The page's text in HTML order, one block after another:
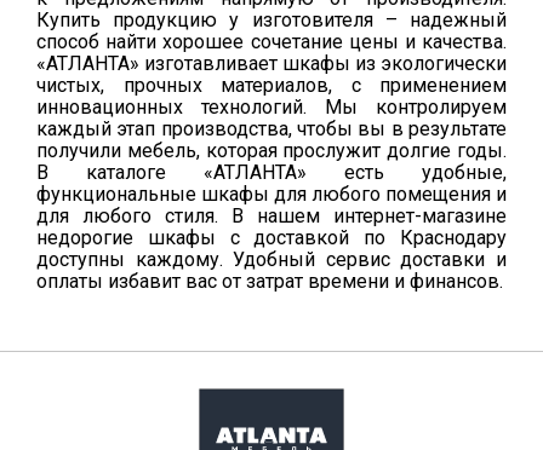
Купить продукцию у изготовителя – надежный
способ найти хорошее сочетание цены и качества.
«АТЛАНТА» изготавливает шкафы из экологически
чистых, прочных материалов, с применением
инновационных технологий. Мы контролируем
каждый этап производства, чтобы вы в результате
получили мебель, которая прослужит долгие годы.
В каталоге «АТЛАНТА» есть удобные,
функциональные шкафы для любого помещения и
для любого стиля. В нашем интернет-магазине
недорогие шкафы с доставкой по Краснодару
доступны каждому. Удобный сервис доставки и
оплаты избавит вас от затрат времени и финансов.